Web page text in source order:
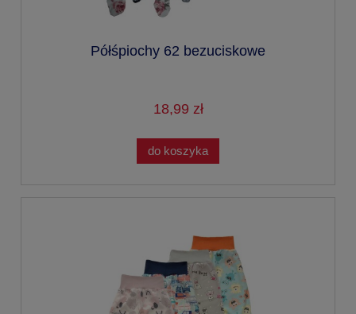
Półśpiochy 62 bezuciskowe
18,99 zł
do koszyka